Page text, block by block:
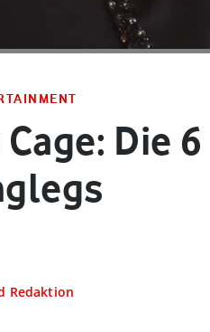
Die
Redaktion